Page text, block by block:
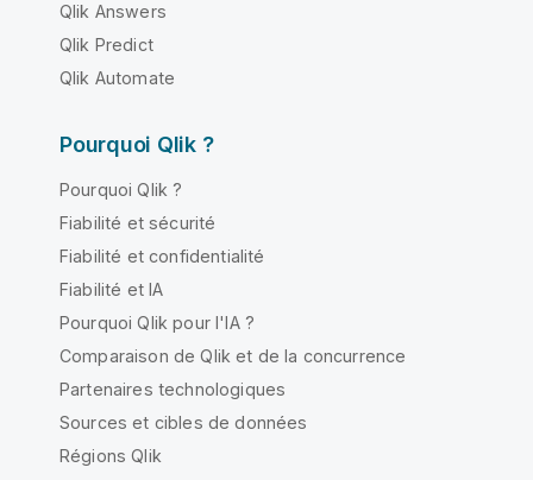
Qlik Answers
Qlik Predict
Qlik Automate
Pourquoi Qlik ?
Pourquoi Qlik ?
Fiabilité et sécurité
Fiabilité et confidentialité
Fiabilité et IA
Pourquoi Qlik pour l'IA ?
Comparaison de Qlik et de la concurrence
Partenaires technologiques
Sources et cibles de données
Régions Qlik